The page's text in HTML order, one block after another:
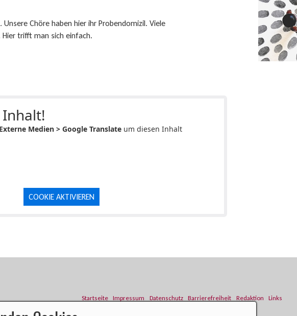
Chöre haben hier ihr Probendomizil. Viele
trifft man sich einfach.
Externe Medien > Google Translate um diesen Inhalt
COOKIE AKTIVIEREN
Startseite Impressum Datenschutz Barrierefreiheit Redaktion Links